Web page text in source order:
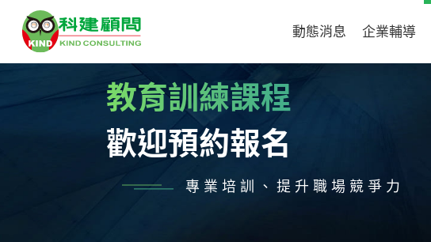
動態消息 企業輔導
教育訓練課程
歡迎預約報名
專業培訓、提升職場競爭力